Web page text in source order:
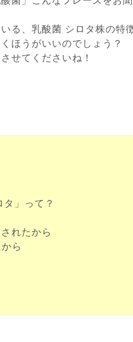
る、乳酸菌 シロタ株の特
ほうがいいのでしょう？
せてくださいね！
」って？
れたから
ら